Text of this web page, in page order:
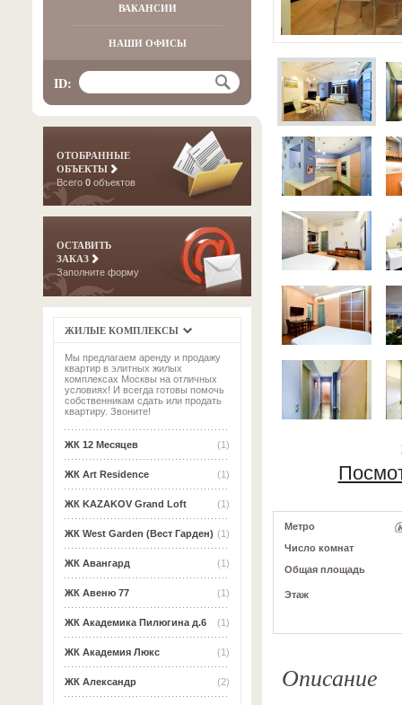
ВАКАНСИИ
НАШИ ОФИСЫ
ID:
ОТОБРАННЫЕ
ОБЪЕКТЫ
Всего 0 объектов
ОСТАВИТЬ
ЗАКАЗ
Заполните форму
ЖИЛЫЕ КОМПЛЕКСЫ
Мы предлагаем аренду и продажу
квартир в элитных жилых
комплексах Москвы на отличных
условиях! И всегда готовы помочь
собственникам сдать или продать
квартиру. Звоните!
(1)
ЖК 12 Месяцев
(1)
ЖК Art Residence
(1)
ЖК KAZAKOV Grand Loft
(1)
ЖК West Garden (Вест Гарден)
(1)
ЖК Авангард
(1)
ЖК Авеню 77
(1)
ЖК Академика Пилюгина д.6
(1)
ЖК Академия Люкс
(2)
ЖК Александр
Метро
Число комнат
Общая площадь
Этаж
Описание